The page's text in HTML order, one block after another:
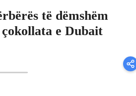
të dëmshëm
e Dubait